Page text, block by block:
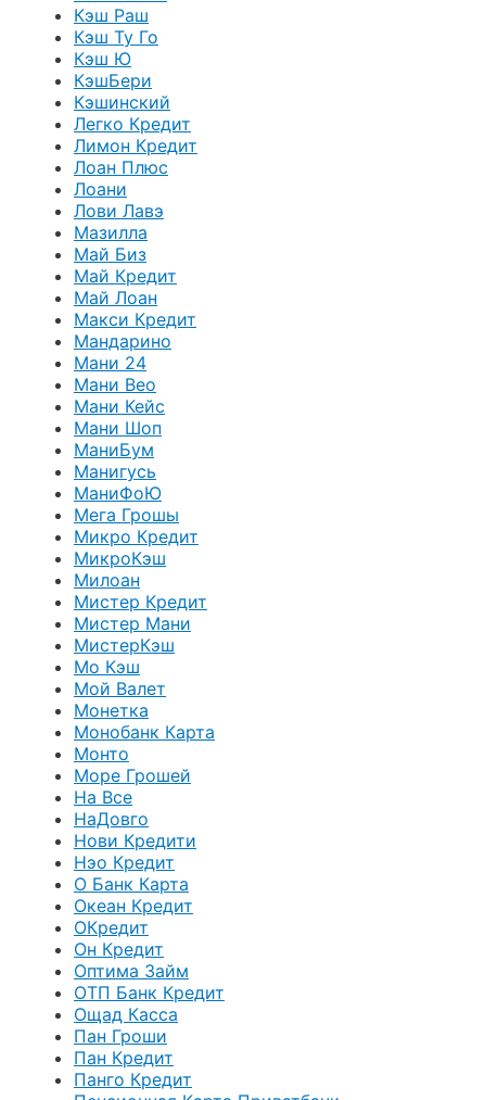
Кэш Раш
Кэш Ту Го
Кэш Ю
КэшБери
Кэшинский
Легко Кредит
Лимон Кредит
Лоан Плюс
Лоани
Лови Лавэ
Мазилла
Май Биз
Май Кредит
Май Лоан
Макси Кредит
Мандарино
Мани 24
Мани Вео
Мани Кейс
Мани Шоп
МаниБум
Манигусь
МаниФоЮ
Мега Грошы
Микро Кредит
МикроКэш
Милоан
Мистер Кредит
Мистер Мани
МистерКэш
Мо Кэш
Мой Валет
Монетка
Монобанк Карта
Монто
Море Грошей
На Все
НаДовго
Нови Кредити
Нэо Кредит
О Банк Карта
Океан Кредит
ОКредит
Он Кредит
Оптима Займ
ОТП Банк Кредит
Ощад Касса
Пан Гроши
Пан Кредит
Панго Кредит